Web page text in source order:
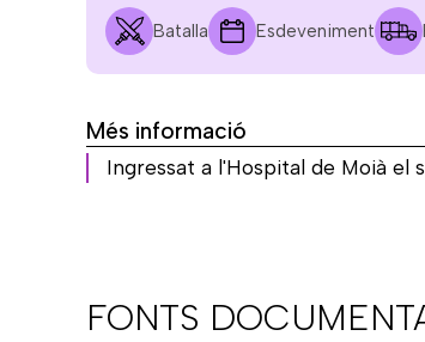
Batalla Esdeveniment
Més informació
Ingressat a l'Hospital de Moià el
FONTS